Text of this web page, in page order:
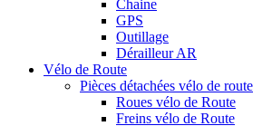
Chaine
GPS
Outillage
Dérailleur AR
Vélo de Route
Pièces détachées vélo de route
Roues vélo de Route
Freins vélo de Route